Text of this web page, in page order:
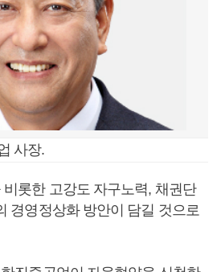
사장.
롯한 고강도 자구노력, 채권단
경영정상화 방안이 담길 것으로